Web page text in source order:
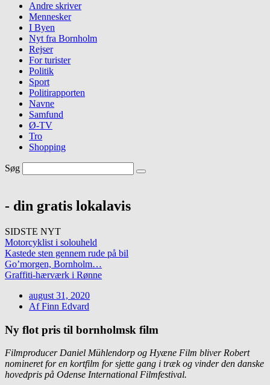
Andre skriver
Mennesker
I Byen
Nyt fra Bornholm
Rejser
For turister
Politik
Sport
Politirapporten
Navne
Samfund
Ø-TV
Tro
Shopping
Søg
- din gratis lokalavis
SIDSTE NYT
Motorcyklist i solouheld
Kastede sten gennem rude på bil
Go’morgen, Bornholm…
Graffiti-hærværk i Rønne
august 31, 2020
AfFinn Edvard
Ny flot pris til bornholmsk film
Filmproducer Daniel Mühlendorp og Hyæne Film bliver Robert
nomineret for en kortfilm for sjette gang i træk og vinder den danske
hovedpris på Odense International Filmfestival.